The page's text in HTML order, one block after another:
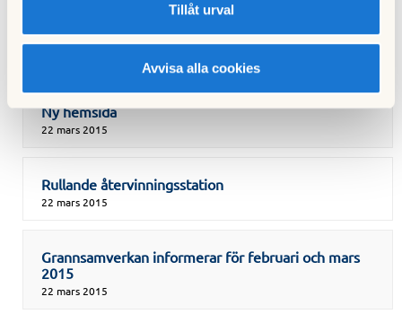
Tillåt urval
Avvisa alla cookies
Grannsamverkan informerar för april 2015
Ny hemsida
22 mars 2015
Rullande återvinningsstation
22 mars 2015
Grannsamverkan informerar för februari och mars
2015
22 mars 2015